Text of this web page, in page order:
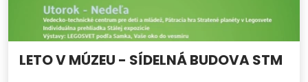
LETO V MÚZEU - SÍDELNÁ BUDOVA STM